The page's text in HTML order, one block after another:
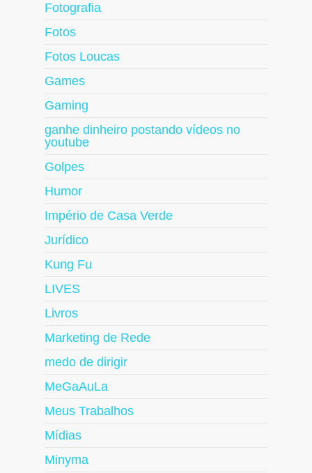
Fotografia
Fotos
Fotos Loucas
Games
Gaming
ganhe dinheiro postando vídeos no
youtube
Golpes
Humor
Império de Casa Verde
Jurídico
Kung Fu
LIVES
Livros
Marketing de Rede
medo de dirigir
MeGaAuLa
Meus Trabalhos
Mídias
Minyma